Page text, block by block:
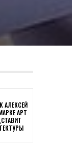
АЛЕКСЕЙ
АРТ